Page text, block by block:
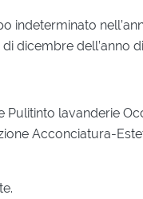
indeterminato
dicembre dell’anno
lavanderie
Acconciatura-